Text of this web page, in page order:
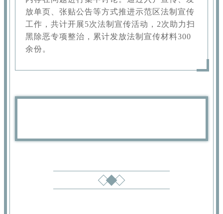
放单页、张贴公告等方式推进示范区法制宣传
工作，共计开展5次法制宣传活动，2次助力扫
黑除恶专项整治，累计发放法制宣传材料300
余份。